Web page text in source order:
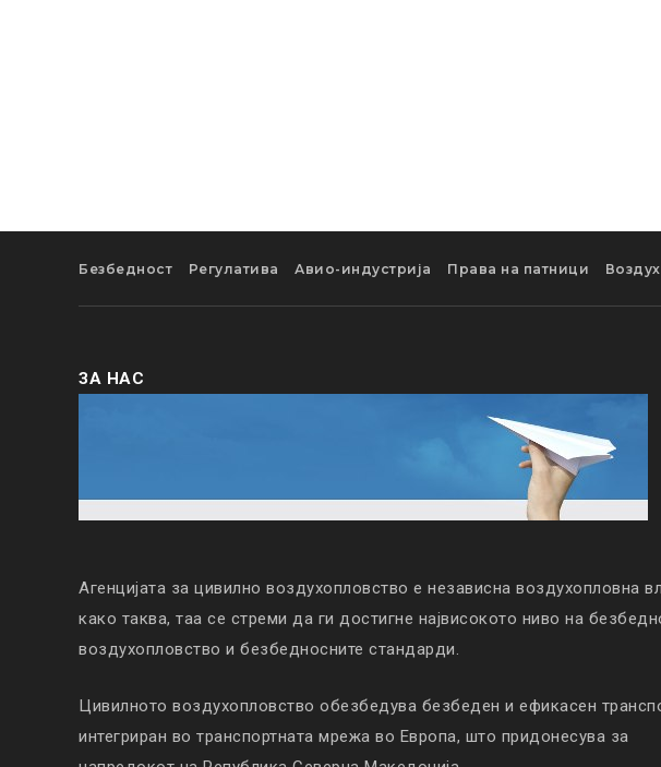
Безбедност Регулатива Авио-индустрија Права на патници
ЗА НАС
Агенцијата за цивилно воздухопловство е независна воздухопловна
како таква, таа се стреми да ги достигне највисокото ниво на
воздухопловство и безбедносните стандарди.
Цивилното воздухопловство обезбедува безбеден и ефикасен
интегриран во транспортната мрежа во Европа, што придонесува за